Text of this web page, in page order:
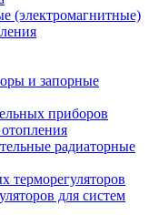
(электромагнитные)
и запорные
приборов
радиаторные
терморегуляторов
для систем